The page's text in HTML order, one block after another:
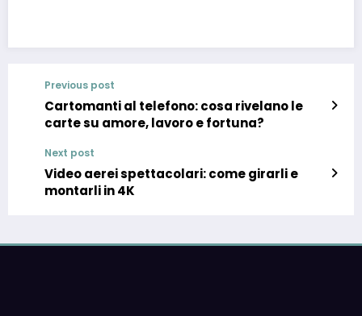
Previous post
Cartomanti al telefono: cosa rivelano le
carte su amore, lavoro e fortuna?
Next post
Video aerei spettacolari: come girarli e
montarli in 4K